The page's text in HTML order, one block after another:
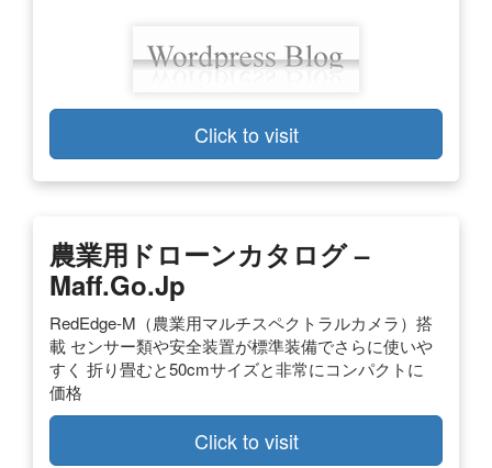
Click to visit
農業用ドローンカタログ –
Maff.go.jp
RedEdge-M（農業用マルチスペクトラルカメラ）搭
載 センサー類や安全装置が標準装備でさらに使いや
すく 折り畳むと50cmサイズと非常にコンパクトに
価格
Click to visit